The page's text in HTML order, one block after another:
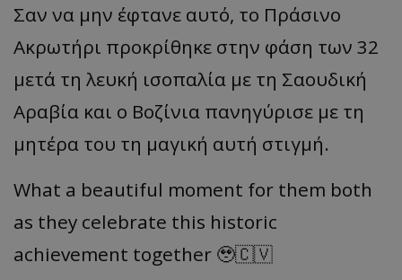
Σαν να μην έφτανε αυτό, το Πράσινο
Ακρωτήρι προκρίθηκε στην φάση των 32
μετά τη λευκή ισοπαλία με τη Σαουδική
Αραβία και ο Βοζίνια πανηγύρισε με τη
μητέρα του τη μαγική αυτή στιγμή.
What a beautiful moment for them both
as they celebrate this historic
achievement together 🥹🇨🇻